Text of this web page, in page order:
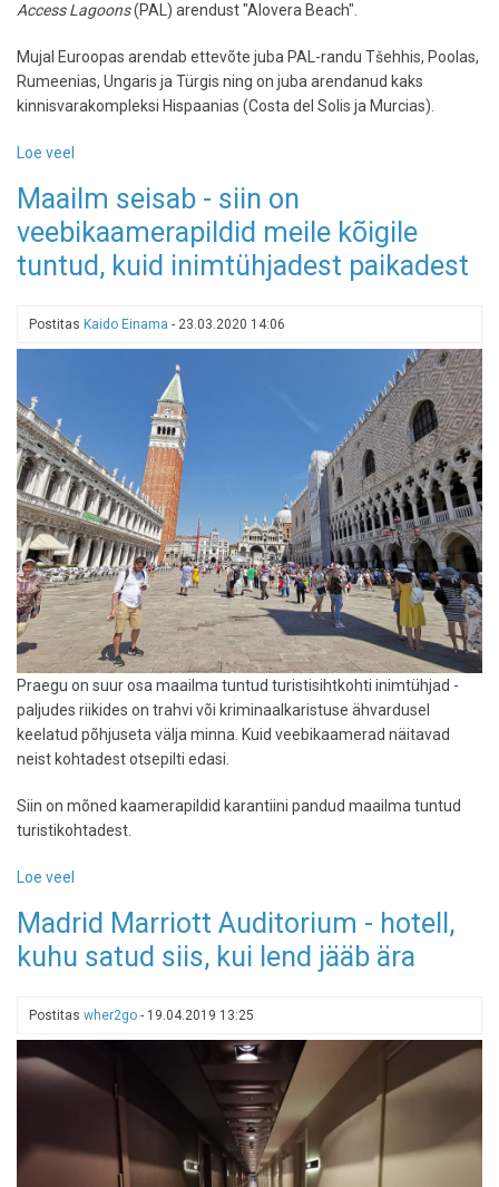
Access Lagoons(PAL) arendust "Alovera Beach".
Mujal Euroopas arendab ettevõte juba PAL-randu Tšehhis, Poolas,
Rumeenias, Ungaris ja Türgis ning on juba arendanud kaks
kinnisvarakompleksi Hispaanias (Costa del Solis ja Murcias).
Loe veel
tuuakse
Madridi
rannaelu
uue
Maailm seisab - siin on
veebikaamerapildid meile kõigile
tuntud, kuid inimtühjadest paikadest
Postitas Kaido Einama - 23.03.2020 14:06
Praegu on suur osa maailma tuntud turistisihtkohti inimtühjad -
paljudes riikides on trahvi või kriminaalkaristuse ähvardusel
keelatud põhjuseta välja minna. Kuid veebikaamerad näitavad
neist kohtadest otsepilti edasi.
Siin on mõned kaamerapildid karantiini pandud maailma tuntud
turistikohtadest.
Loe veel
seisab
-
veebikaamerapildid
kõigile
tuntud,
paikadest
Madrid Marriott Auditorium - hotell,
kuhu satud siis, kui lend jääb ära
Postitas wher2go - 19.04.2019 13:25